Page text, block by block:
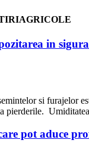
in
si furajelor
pierderile.
pot aduce